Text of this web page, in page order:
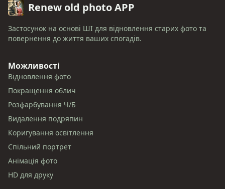
Renew old photo APP
Застосунок на основі ШІ для відновлення старих фото та
повернення до життя ваших спогадів.
Можливості
Відновлення фото
Покращення облич
Розфарбування Ч/Б
Видалення подряпин
Коригування освітлення
Спільний портрет
Анімація фото
HD для друку